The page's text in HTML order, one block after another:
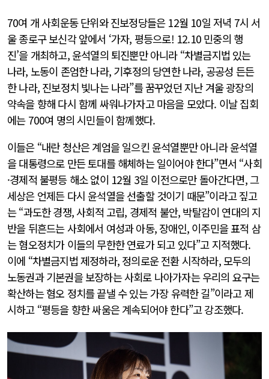
70여 개 사회운동 단위와 진보정당들은 12월 10일 저녁 7시 서
울 종로구 보신각 앞에서 ‘가자, 평등으로! 12.10 민중의 행
진’을 개최하고, 윤석열의 퇴진뿐만 아니라 “차별금지법 있는
나라, 노동이 존엄한 나라, 기후정의 당연한 나라, 공공성 든든
한 나라, 진보정치 빛나는 나라”를 꿈꾸었던 지난 겨울 광장의
약속을 향해 다시 함께 싸워나가자고 마음을 모았다. 이날 집회
에는 700여 명의 시민들이 함께했다.
이들은 “내란 청산은 계엄을 일으킨 윤석열뿐만 아니라 윤석열
을 대통령으로 만든 토대를 해체하는 일이어야 한다”면서 “사회
·경제적 불평등 해소 없이 12월 3일 이전으로만 돌아간다면, 그
세상은 언제든 다시 윤석열을 선출할 것이기 때문”이라고 짚고
는 “과도한 경쟁, 사회적 고립, 경제적 불안, 박탈감이 연대의 지
반을 뒤흔드는 사회에서 여성과 아동, 장애인, 이주민을 표적 삼
는 혐오정치가 이들의 무한한 연료가 되고 있다”고 지적했다.
이에 “차별금지법 제정하라, 정의로운 전환 시작하라, 모두의
노동권과 기본권을 보장하는 사회로 나아가자는 우리의 요구는
확산하는 혐오 정치를 끝낼 수 있는 가장 유력한 길”이라고 제
시하고 “평등을 향한 싸움은 계속되어야 한다”고 강조했다.